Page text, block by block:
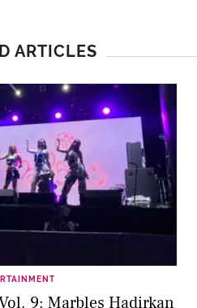
ARTICLES
9: Marbles Hadirkan